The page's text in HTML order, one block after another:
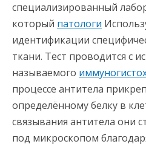
специализированный
который патологи
идентификации
ткани. Тест проводится с
называемого
процессе антитела
определённому белку в
связывания антитела они
под микроскопом